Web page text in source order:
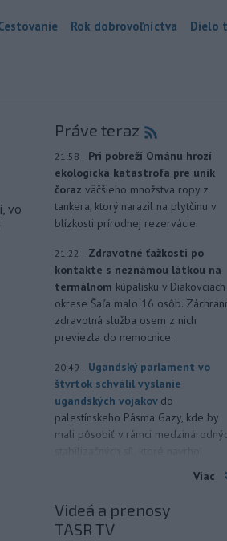
Rok dobrovoľníctva Dielo
vo
Práve teraz
21:58 - Pri pobreží Ománu hrozí
ekologická katastrofa pre únik
čoraz väčšieho množstva ropy z
tankera, ktorý narazil na plytčinu v
blízkosti prírodnej rezervácie.
21:22 - Zdravotné ťažkosti po
kontakte s neznámou látkou na
termálnom kúpalisku v
okrese Šaľa malo 16 osôb.
zdravotná služba osem z nich
previezla do nemocnice.
20:49 - Ugandský parlament vo
štvrtok schválil vyslanie
ugandských vojakov do
palestínskeho Pásma Gazy, kde by
mali pôsobiť v rámci
(FA) stiahla svoju podporu
prezidentovi
Viac
Videá a prenosy
TASR TV